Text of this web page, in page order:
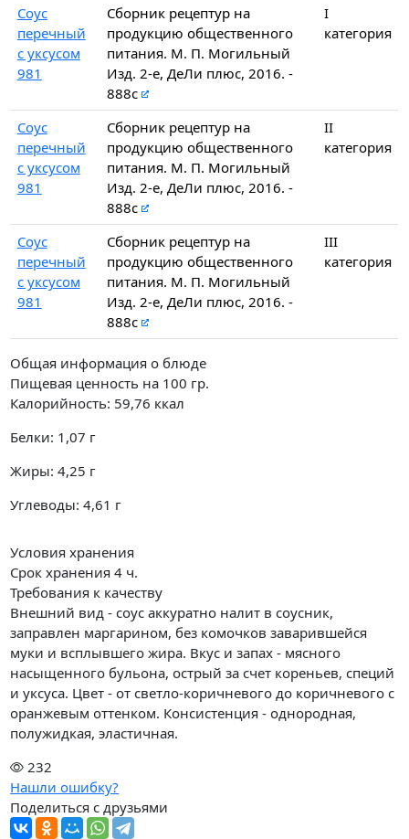
Соус
перечный
с уксусом
981
Сборник рецептур на
продукцию общественного
питания. М. П. Могильный
Изд. 2-е, ДеЛи плюс, 2016. -
888с
I
категория
Соус
перечный
с уксусом
981
Сборник рецептур на
продукцию общественного
питания. М. П. Могильный
Изд. 2-е, ДеЛи плюс, 2016. -
888с
II
категория
Соус
перечный
с уксусом
981
Сборник рецептур на
продукцию общественного
питания. М. П. Могильный
Изд. 2-е, ДеЛи плюс, 2016. -
888с
III
категория
Общая информация о блюде
Пищевая ценность на 100 гр.
Калорийность: 59,76 ккал
Белки: 1,07 г
Жиры: 4,25 г
Углеводы: 4,61 г
Условия хранения
Срок хранения 4 ч.
Требования к качеству
Внешний вид - соус аккуратно налит в соусник,
заправлен маргарином, без комочков заварившейся
муки и всплывшего жира. Вкус и запах - мясного
насыщенного бульона, острый за счет кореньев, специй
и уксуса. Цвет - от светло-коричневого до коричневого с
оранжевым оттенком. Консистенция - однородная,
полужидкая, эластичная.
232
Нашли ошибку?
Поделиться с друзьями